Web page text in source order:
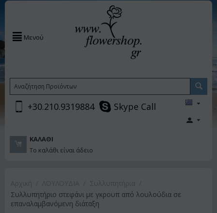
Μενού
+30.210.9319884 Skype Call
ΚΑΛΆΘΙ
Το καλάθι είναι άδειο
Συλλυπητήριο στεφάνι με γκρουπ από λουλούδια σε
επαναλαμβανόμενη διάταξη